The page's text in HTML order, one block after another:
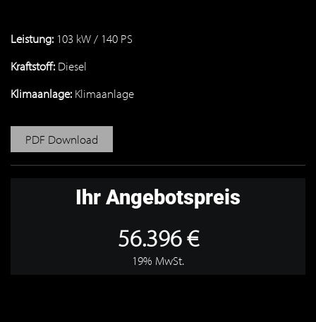
Leistung: 103 kW / 140 PS
Kraftstoff: Diesel
Klimaanlage: Klimaanlage
PDF Download
Ihr Angebotspreis
56.396 €
19% MwSt.